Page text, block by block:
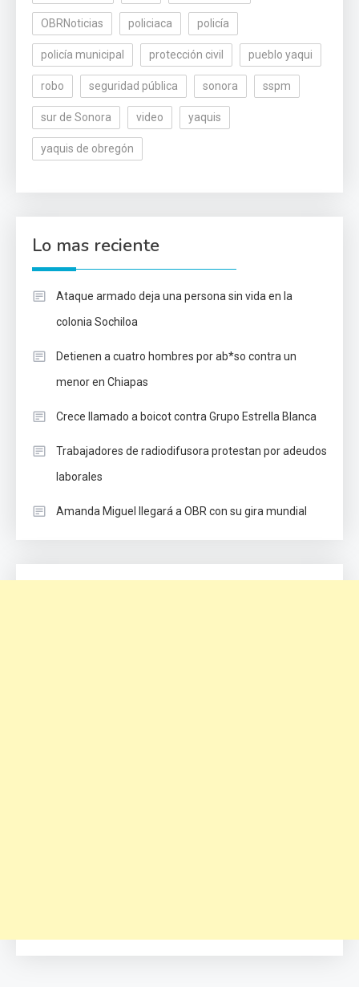
OBRNoticias policiaca policía
policía municipal protección civil pueblo yaqui
robo seguridad pública sonora sspm
sur de Sonora video yaquis
yaquis de obregón
Lo mas reciente
Ataque armado deja una persona sin vida en la
colonia Sochiloa
Detienen a cuatro hombres por ab*so contra un
menor en Chiapas
Crece llamado a boicot contra Grupo Estrella Blanca
Trabajadores de radiodifusora protestan por adeudos
laborales
Amanda Miguel llegará a OBR con su gira mundial